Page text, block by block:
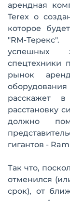
арендная
Terex о
которое
"RM-
успешных
спецтехники
рынок
расскажет
расстановку
должно
гигантов -
Так что,
отменился
срок), от